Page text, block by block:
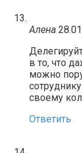
Алена
в то, что
можно
своему
Ответить